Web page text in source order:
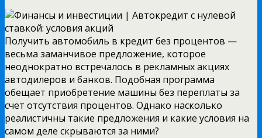
Получить автомобиль в кредит без процентов —
весьма заманчивое предложение, которое
неоднократно встречалось в рекламных акциях
автодилеров и банков. Подобная программа
обещает приобретение машины без переплаты за
счет отсутствия процентов. Однако насколько
реалистичны такие предложения и какие условия на
самом деле скрываются за ними?